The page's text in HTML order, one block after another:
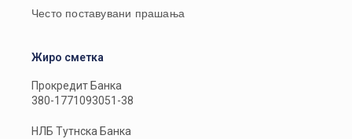
Често поставувани прашања
Жиро сметка
Прокредит Банка
380-1771093051-38
НЛБ Тутнска Банка